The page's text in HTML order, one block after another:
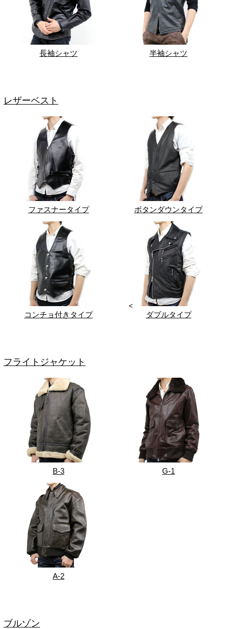
長袖シャツ 半袖シャツ
レザーベスト
ファスナータイプ ボタンダウンタイプ
コンチョ付きタイプ
<
ダブルタイプ
フライトジャケット
B-3 G-1
A-2
ブルゾン